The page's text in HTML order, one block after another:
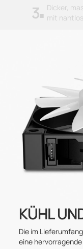
3
Dicker,
mit
KÜHL
Die im
eine